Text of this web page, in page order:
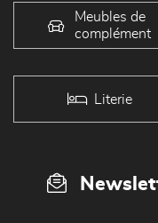
Meubles de
complément
Literie